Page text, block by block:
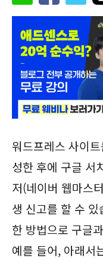
워드프레스 사이
성한 후에 구글 서
저(네이버 웹마스
생 신고를 할 수
한 방법으로 구글
예를 들어, 아래서